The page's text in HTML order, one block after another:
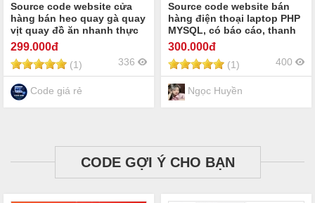
Source code website cửa
hàng bán heo quay gà quay
vịt quay đồ ăn nhanh thực
phẩm online | Share code
website bán heo quay gà
quay vịt quay đồ ăn thực
phẩm food online Website
bán các loại thịt
299.000đ
(1) 336
Code giá rẻ
Source code website bán
hàng điện thoại laptop PHP
MYSQL, có báo cáo, thanh
toán vnpay
300.000đ
(1) 400
Ngọc Huyền
CODE GỢI Ý CHO BẠN